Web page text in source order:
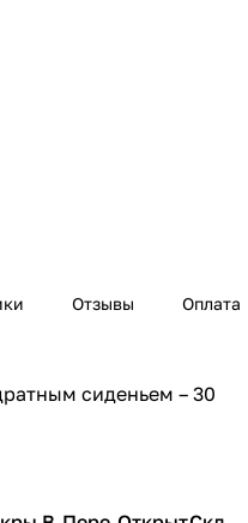
Отзывы Оплата
сиденьем – 30